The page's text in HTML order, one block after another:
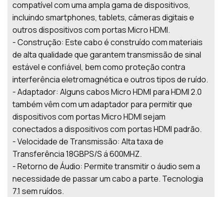
compatível com uma ampla gama de dispositivos,
incluindo smartphones, tablets, câmeras digitais e
outros dispositivos com portas Micro HDMI.
- Construção: Este cabo é construído com materiais
de alta qualidade que garantem transmissão de sinal
estável e confiável, bem como proteção contra
interferência eletromagnética e outros tipos de ruído.
- Adaptador: Alguns cabos Micro HDMI para HDMI 2.0
também vêm com um adaptador para permitir que
dispositivos com portas Micro HDMI sejam
conectados a dispositivos com portas HDMI padrão.
- Velocidade de Transmissão: Alta taxa de
Transferência 18GBPS/S á 600MHZ.
- Retorno de Áudio: Permite transmitir o áudio sem a
necessidade de passar um cabo a parte. Tecnologia
7.1 sem ruídos.